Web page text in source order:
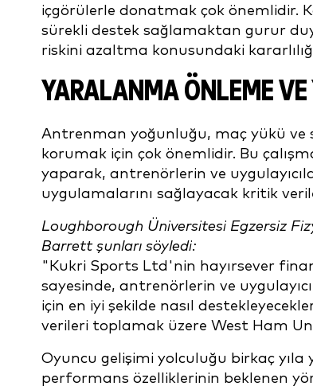
içgörülerle donatmak çok önemlidir.
sürekli destek sağlamaktan gurur
riskini azaltma konusundaki
YARALANMA ÖNLEME VE
Antrenman yoğunluğu, maç yükü ve
korumak için çok önemlidir. Bu
yaparak, antrenörlerin ve
uygulamalarını sağlayacak kritik
Loughborough Üniversitesi Egzersiz
Barrett şunları söyledi:
"Kukri Sports Ltd'nin hayırsever
sayesinde, antrenörlerin ve
için en iyi şekilde nasıl
verileri toplamak üzere West Ham
Oyuncu gelişimi yolculuğu birkaç
performans özelliklerinin beklenen